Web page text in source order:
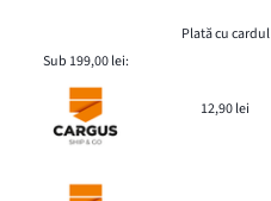
Plată cu cardul
Sub 199,00 lei:
12,90 lei